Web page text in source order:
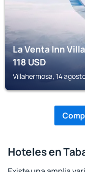
La Venta Inn
118USD
Villahermosa, 14
Hoteles en